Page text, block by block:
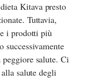
Kitava presto
Tuttavia,
i prodotti più
successivamente
salute. Ci
salute degli